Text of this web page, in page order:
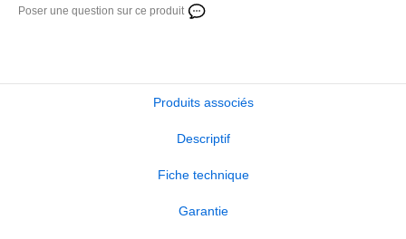
Poser une question sur ce produit
Produits associés
Descriptif
Fiche technique
Garantie